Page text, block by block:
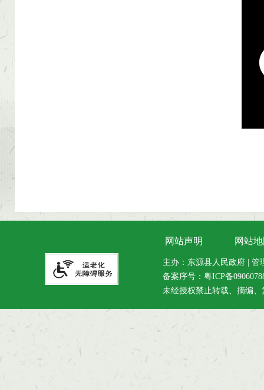
网站声明 网站
主办：东源县人民政府 | 管
备案序号： 粤ICP备
未经授权禁止转载、摘编